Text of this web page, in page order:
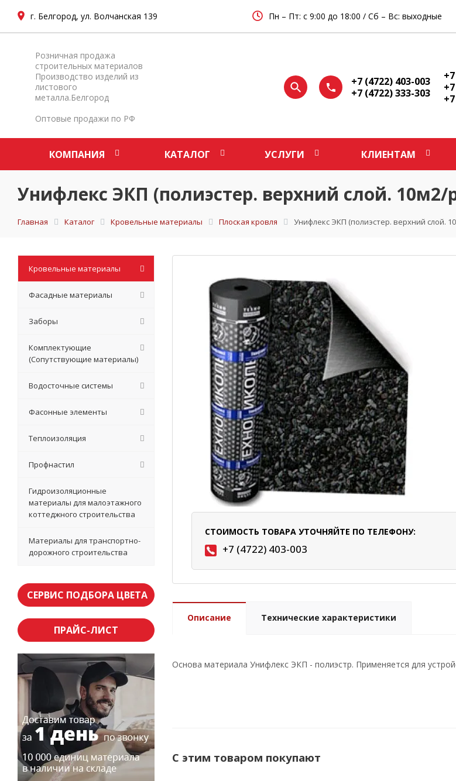
г. Белгород, ул. Волчанская 139 Пн – Пт: с 9:00 до 18:00 / Сб – Вс: выходные
Розничная продажа
строительных материалов
Производство изделий из
листового
металла.Белгород
Оптовые продажи по РФ
+7 (4722) 403-003
+7 (4722) 333-303
КОМПАНИЯ КАТАЛОГ УСЛУГИ КЛИЕНТАМ
Унифлекс ЭКП (полиэстер. верхний слой. 10м2/
Главная Каталог Кровельные материалы Плоская кровля Унифлекс ЭКП (полиэстер. верхний слой.
СТОИМОСТЬ ТОВАРА УТОЧНЯЙТЕ ПО ТЕЛЕФОНУ:
+7 (4722) 403-003
Описание Технические характеристики
Основа материала Унифлекс ЭКП - полиэстр. Применяется для
С этим товаром покупают
Кровельные материалы
Фасадные материалы
Заборы
Комплектующие
(Сопутствующие материалы)
Водосточные системы
Фасонные элементы
Теплоизоляция
Профнастил
Гидроизоляционные
материалы для малоэтажного
коттеджного строительства
Материалы для транспортно-
дорожного строительства
СЕРВИС ПОДБОРА ЦВЕТА
ПРАЙС-ЛИСТ